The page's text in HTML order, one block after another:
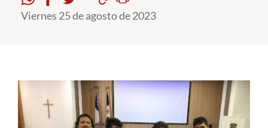
Estudiantes
English
Viernes 25 de agosto de 2023